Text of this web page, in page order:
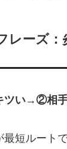
レーズ
ツい→②相
短ルートで